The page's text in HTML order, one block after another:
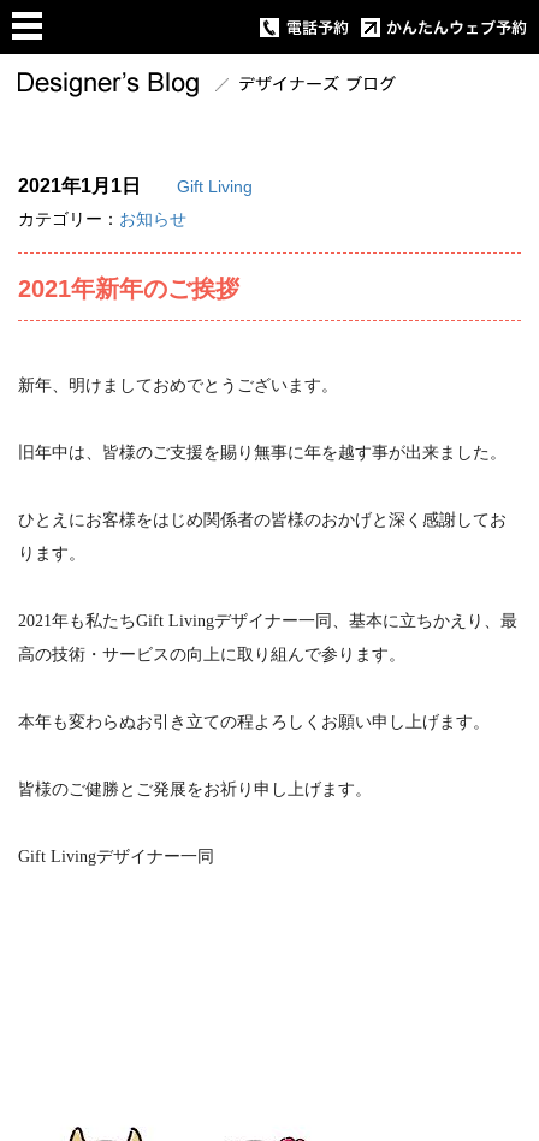
2021年1月1日
Gift Living
カテゴリー： お知らせ
2021年新年のご挨拶
新年、明けましておめでとうございます。
旧年中は、皆様のご支援を賜り無事に年を越す事が出来ました。
ひとえにお客様をはじめ関係者の皆様のおかげと深く感謝してお
ります。
2021年も私たちGift Livingデザイナー一同、基本に立ちかえり、最
高の技術・サービスの向上に取り組んで参ります。
本年も変わらぬお引き立ての程よろしくお願い申し上げます。
皆様のご健勝とご発展をお祈り申し上げます。
Gift Livingデザイナー一同